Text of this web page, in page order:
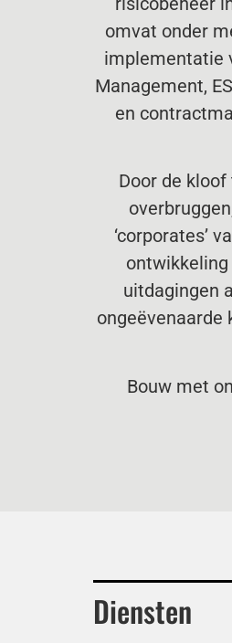
omvat onder
implementatie
Management,
en
Door de
‘corporates’
uitdagingen
ongeëvenaarde
Bouw met
Diensten